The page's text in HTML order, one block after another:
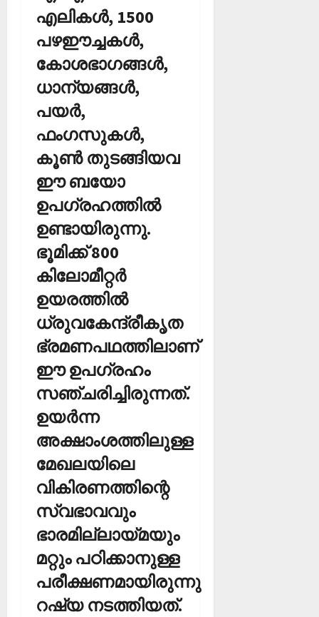
എലികള്‍, 1500
പഴഈച്ചകള്‍,
കോശഭാഗങ്ങള്‍,
ധാന്യങ്ങള്‍,
പയര്‍,
ഫംഗസുകള്‍,
കൂണ്‍ തുടങ്ങിയവ
ഈ ബയോ
ഉപഗ്രഹത്തില്‍
ഉണ്ടായിരുന്നു.
ഭൂമിക്ക് 800
കിലോമീറ്റര്‍
ഉയരത്തില്‍
ധ്രുവകേന്ദ്രീകൃത
ഭ്രമണപഥത്തിലാണ്
ഈ ഉപഗ്രഹം
സഞ്ചരിച്ചിരുന്നത്.
ഉയര്‍ന്ന
അക്ഷാംശത്തിലുള്ള
മേഖലയിലെ
വികിരണത്തിന്റെ
സ്വഭാവവും
ഭാരമില്ലായ്മയും
മറ്റും പഠിക്കാനുള്ള
പരീക്ഷണമായിരുന്നു
റഷ്യ നടത്തിയത്.